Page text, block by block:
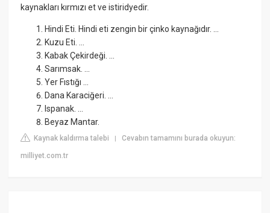
kaynakları kırmızı et ve istiridyedir.
Hindi Eti. Hindi eti zengin bir çinko kaynağıdır. ...
Kuzu Eti. ...
Kabak Çekirdeği. ...
Sarımsak. ...
Yer Fıstığı ...
Dana Karaciğeri. ...
Ispanak. ...
Beyaz Mantar.
Kaynak kaldırma talebi |Cevabın tamamını burada okuyun:
milliyet.com.tr